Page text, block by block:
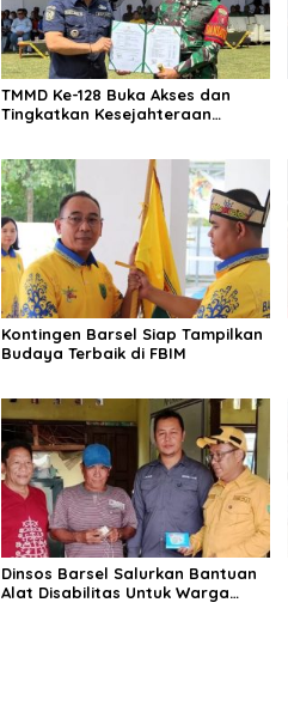
TMMD Ke-128 Buka Akses dan
Tingkatkan Kesejahteraan
Kontingen Barsel Siap Tampilkan
Budaya Terbaik di FBIM
Dinsos Barsel Salurkan Bantuan
Alat Disabilitas Untuk Warga